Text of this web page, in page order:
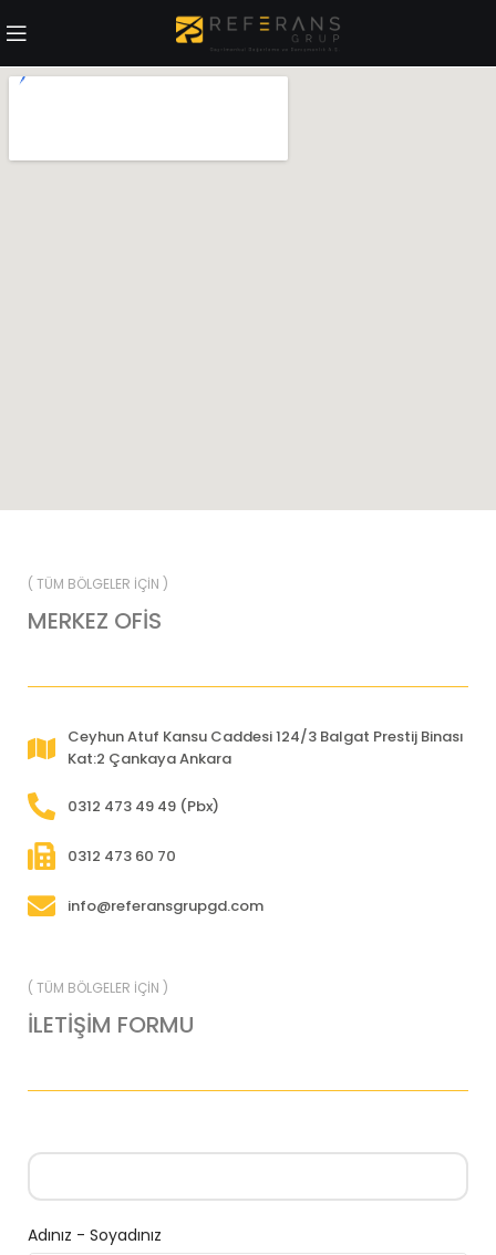
( TÜM BÖLGELER İÇİN )
MERKEZ OFİS
Ceyhun Atuf Kansu Caddesi 124/3 Balgat Prestij Binası
Kat:2 Çankaya Ankara
0312 473 49 49 (Pbx)
0312 473 60 70
info@referansgrupgd.com
( TÜM BÖLGELER İÇİN )
İLETİŞİM FORMU
Adınız - Soyadınız